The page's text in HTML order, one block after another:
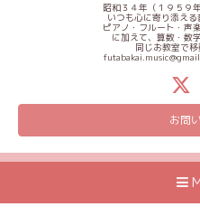
昭和３４年（１９５９
いつも心に寄り添える
ピアノ・フルート・声
に加えて、算数・数
同じお教室で
お問